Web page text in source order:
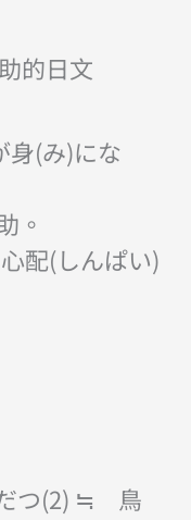
的日文
身(み)にな
。
配(しんぱい)
つ(2) ≒ 鳥